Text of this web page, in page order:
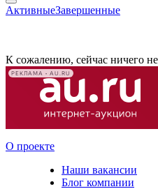
АктивныеЗавершенные
К сожалению, сейчас ничего
РЕКЛАМА • AU.RU
О проекте
Наши вакансии
Блог компании